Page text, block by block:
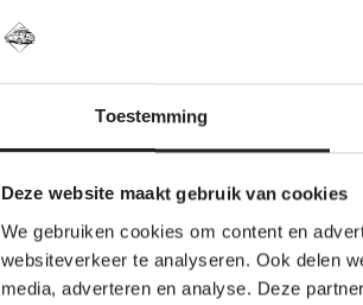
Toestemming
Deze website maakt gebruik van cookies
We gebruiken cookies om content en
websiteverkeer te analyseren. Ook delen
media, adverteren en analyse. Deze
Zoek je de
jouw exacte auto. Dan bestel
Toyota Corolla